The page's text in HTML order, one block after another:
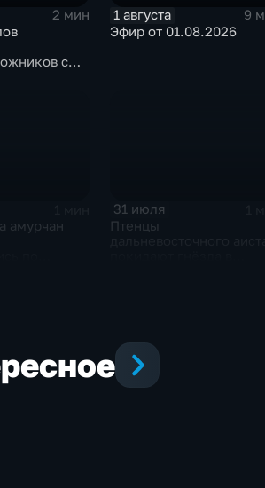
2 мин
с
1 августа
9
Эфир от 01.08.2026
амурчан
31 июля
Птенцы